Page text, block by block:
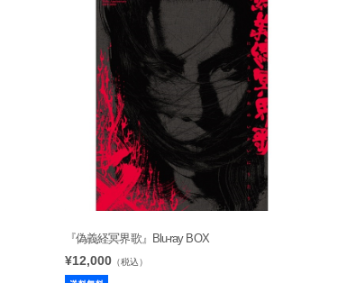
『偽義経冥界歌』Blu-ray BOX
¥12,000 （税込）